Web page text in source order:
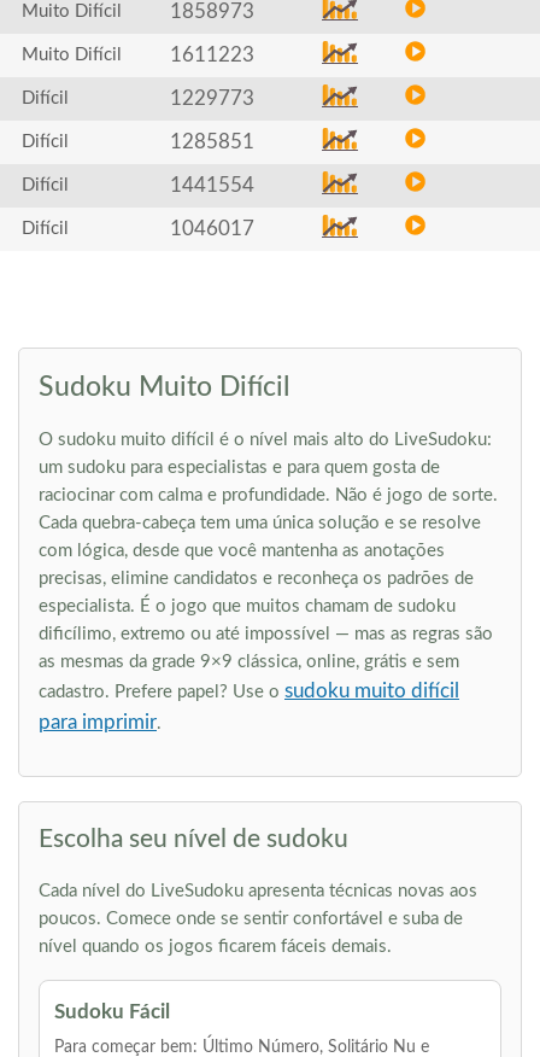
Muito Difícil 1858973
Muito Difícil 1611223
Difícil 1229773
Difícil 1285851
Difícil 1441554
Difícil 1046017
Sudoku Muito Difícil
O sudoku muito difícil é o nível mais alto do LiveSudoku:
um sudoku para especialistas e para quem gosta de
raciocinar com calma e profundidade. Não é jogo de sorte.
Cada quebra-cabeça tem uma única solução e se resolve
com lógica, desde que você mantenha as anotações
precisas, elimine candidatos e reconheça os padrões de
especialista. É o jogo que muitos chamam de sudoku
dificílimo, extremo ou até impossível — mas as regras são
as mesmas da grade 9×9 clássica, online, grátis e sem
cadastro. Prefere papel? Use o sudoku muito difícil
para imprimir.
Escolha seu nível de sudoku
Cada nível do LiveSudoku apresenta técnicas novas aos
poucos. Comece onde se sentir confortável e suba de
nível quando os jogos ficarem fáceis demais.
Sudoku Fácil
Para começar bem: Último Número, Solitário Nu e